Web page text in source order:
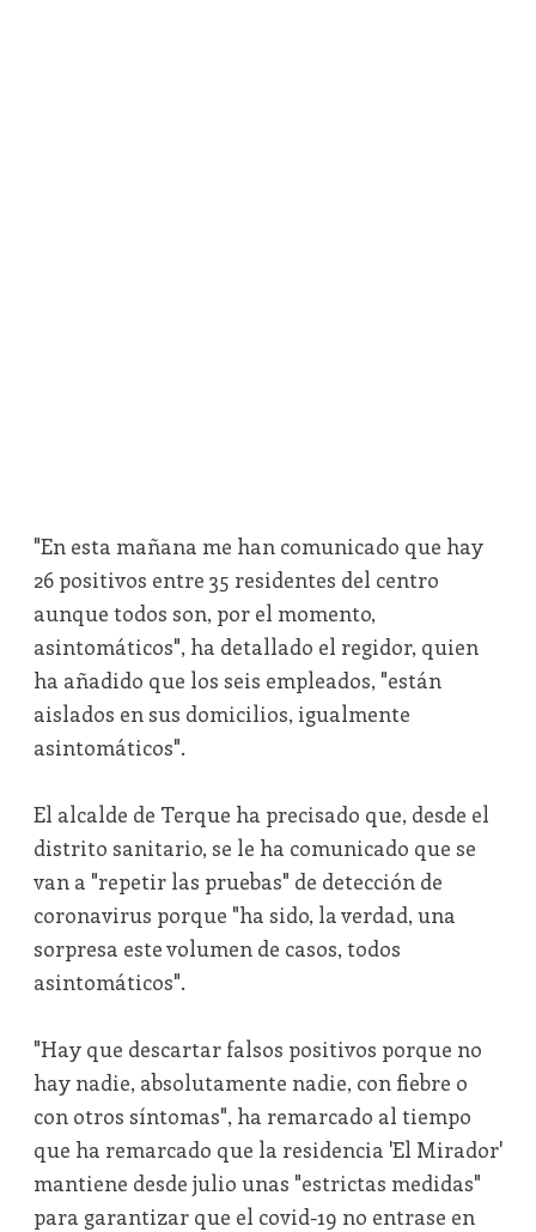
"En esta mañana me han comunicado que hay
26 positivos entre 35 residentes del centro
aunque todos son, por el momento,
asintomáticos", ha detallado el regidor, quien
ha añadido que los seis empleados, "están
aislados en sus domicilios, igualmente
asintomáticos".
El alcalde de Terque ha precisado que, desde el
distrito sanitario, se le ha comunicado que se
van a "repetir las pruebas" de detección de
coronavirus porque "ha sido, la verdad, una
sorpresa este volumen de casos, todos
asintomáticos".
"Hay que descartar falsos positivos porque no
hay nadie, absolutamente nadie, con fiebre o
con otros síntomas", ha remarcado al tiempo
que ha remarcado que la residencia 'El Mirador'
mantiene desde julio unas "estrictas medidas"
para garantizar que el covid-19 no entrase en